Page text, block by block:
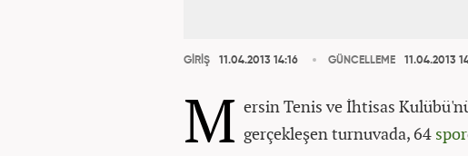
GİRİŞ 11.04.2013 14:16 GÜNCELLEME 11.04.2013
M ersin Tenis ve İhtisas
gerçekleşen turnuvada, 64 spor